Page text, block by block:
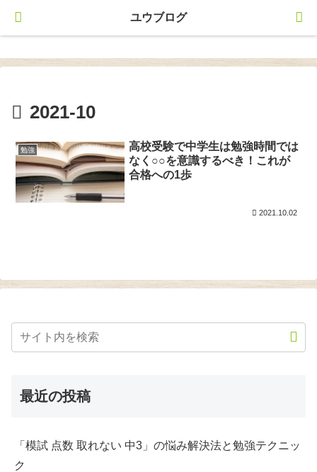
ユウブログ
2021-10
勉強
高校受験で中学生は勉強時間では
なく○○を意識するべき！これが
合格への1歩
2021.10.02
最近の投稿
「模試 点数 取れない 中3」の悩み解決法と勉強テクニッ
ク
ユウブログ